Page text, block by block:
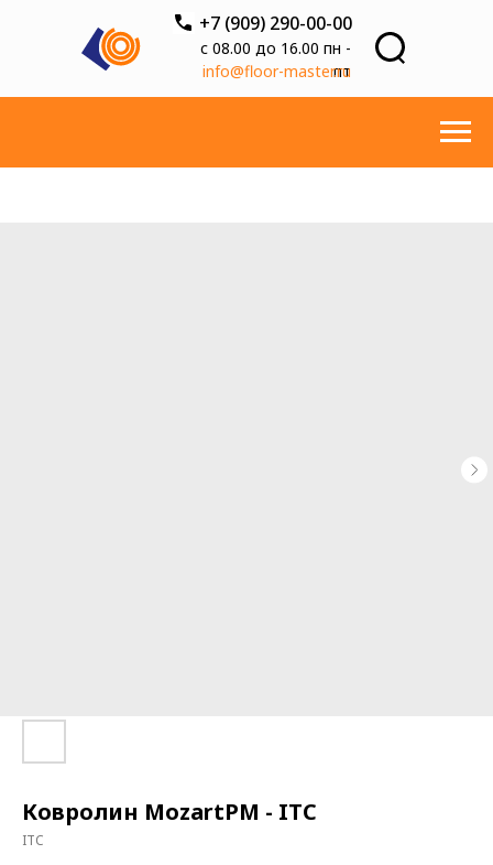
с 08.00 до 16.00 пн -
пт
+7 (909) 290-00-00
info@floor-master.ru
Ковролин MozartPM - ITC
ITC